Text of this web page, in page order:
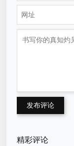
发布评论
精彩评论